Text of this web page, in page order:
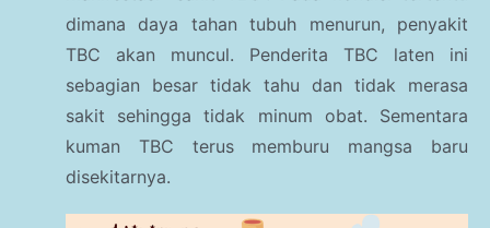
dimana daya tahan tubuh menurun, penyakit
TBC akan muncul. Penderita TBC laten ini
sebagian besar tidak tahu dan tidak merasa
sakit sehingga tidak minum obat. Sementara
kuman TBC terus memburu mangsa baru
disekitarnya.